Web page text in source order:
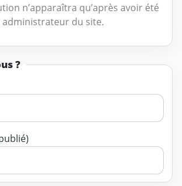
n’apparaîtra qu’après avoir été
du site.
?